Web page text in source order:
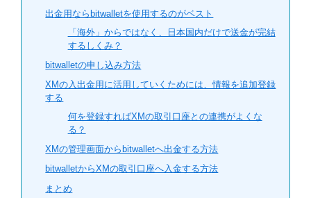
出金用ならbitwalletを使用するのがベスト
「海外」からではなく、日本国内だけで送金が完結
するしくみ？
bitwalletの申し込み方法
XMの入出金用に活用していくためには、情報を追加登録
する
何を登録すればXMの取引口座との連携がよくな
る？
XMの管理画面からbitwalletへ出金する方法
bitwalletからXMの取引口座へ入金する方法
まとめ